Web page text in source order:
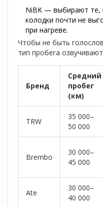
NiBK — выбирают те,
колодки почти не
при нагреве.
Чтобы не быть
тип пробега
Бренд
Средний
пробег
(км)
TRW
35 000–
50 000
Brembo
30 000–
45 000
Ate
30 000–
40 000